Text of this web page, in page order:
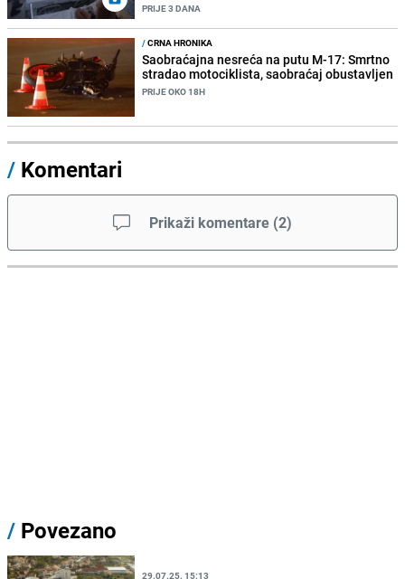
PRIJE 3 DANA
/CRNA HRONIKA
Saobraćajna nesreća na putu M-17: Smrtno
stradao motociklista, saobraćaj obustavljen
PRIJE OKO 18H
/ Komentari
Prikaži komentare (2)
/ Povezano
29.07.25. 15:13